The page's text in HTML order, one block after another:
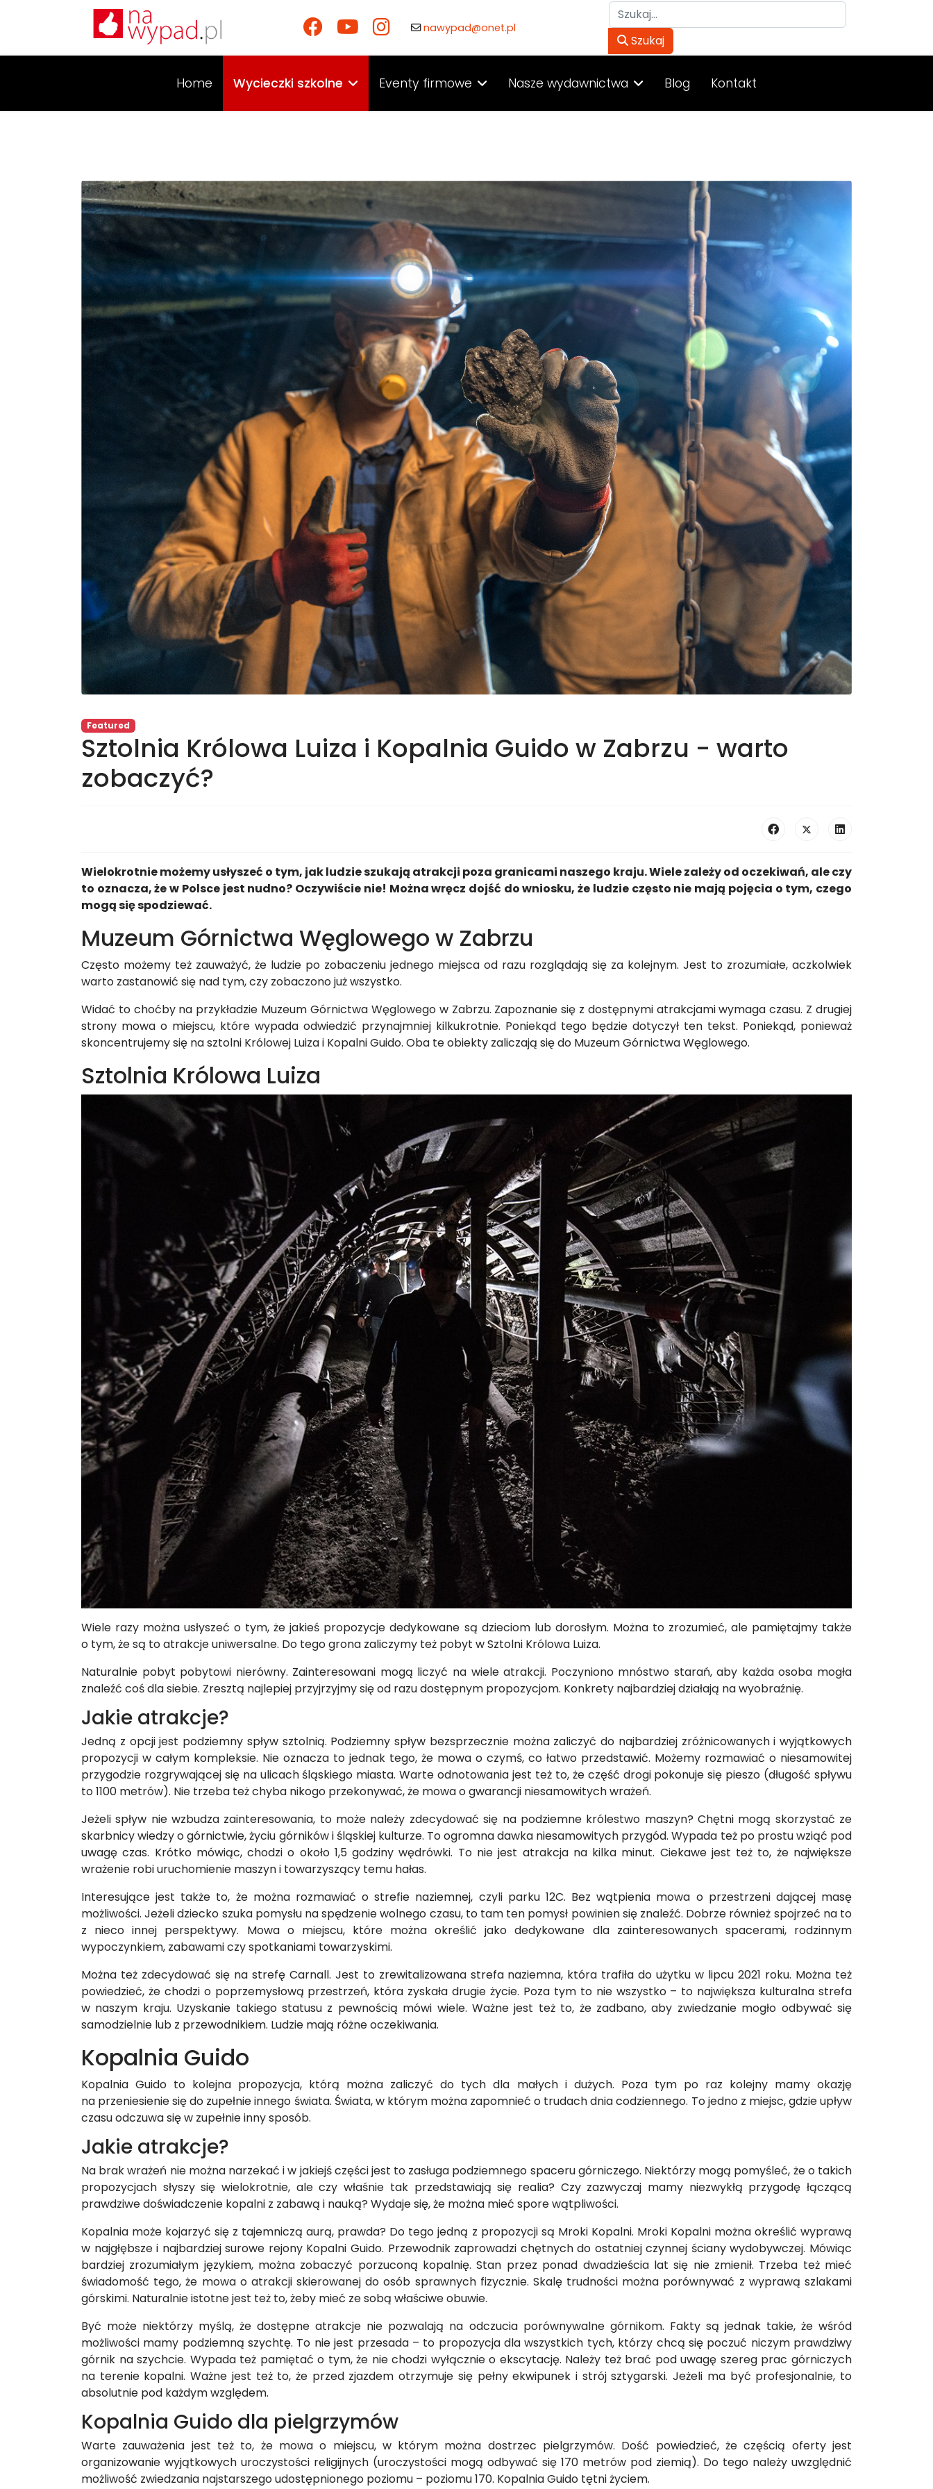
nawypad@onet.pl
Szukaj
Szukaj
Home Wycieczki szkolne Eventy firmowe Nasze wydawnictwa Blog Kontakt
Featured
Sztolnia Królowa Luiza i Kopalnia Guido w Zabrzu - warto
zobaczyć?
Wielokrotnie możemy usłyszeć o tym, jak ludzie szukają atrakcji poza granicami naszego kraju. Wiele zależy od oczekiwań, ale czy
to oznacza, że w Polsce jest nudno? Oczywiście nie! Można wręcz dojść do wniosku, że ludzie często nie mają pojęcia o tym, czego
mogą się spodziewać.
Muzeum Górnictwa Węglowego w Zabrzu
Często możemy też zauważyć, że ludzie po zobaczeniu jednego miejsca od razu rozglądają się za kolejnym. Jest to zrozumiałe, aczkolwiek
warto zastanowić się nad tym, czy zobaczono już wszystko.
Widać to choćby na przykładzie Muzeum Górnictwa Węglowego w Zabrzu. Zapoznanie się z dostępnymi atrakcjami wymaga czasu. Z drugiej
strony mowa o miejscu, które wypada odwiedzić przynajmniej kilkukrotnie. Poniekąd tego będzie dotyczył ten tekst. Poniekąd, ponieważ
skoncentrujemy się na sztolni Królowej Luiza i Kopalni Guido. Oba te obiekty zaliczają się do Muzeum Górnictwa Węglowego.
Sztolnia Królowa Luiza
Wiele razy można usłyszeć o tym, że jakieś propozycje dedykowane są dzieciom lub dorosłym. Można to zrozumieć, ale pamiętajmy także
o tym, że są to atrakcje uniwersalne. Do tego grona zaliczymy też pobyt w Sztolni Królowa Luiza.
Naturalnie pobyt pobytowi nierówny. Zainteresowani mogą liczyć na wiele atrakcji. Poczyniono mnóstwo starań, aby każda osoba mogła
znaleźć coś dla siebie. Zresztą najlepiej przyjrzyjmy się od razu dostępnym propozycjom. Konkrety najbardziej działają na wyobraźnię.
Jakie atrakcje?
Jedną z opcji jest podziemny spływ sztolnią. Podziemny spływ bezsprzecznie można zaliczyć do najbardziej zróżnicowanych i wyjątkowych
propozycji w całym kompleksie. Nie oznacza to jednak tego, że mowa o czymś, co łatwo przedstawić. Możemy rozmawiać o niesamowitej
przygodzie rozgrywającej się na ulicach śląskiego miasta. Warte odnotowania jest też to, że część drogi pokonuje się pieszo (długość spływu
to 1100 metrów). Nie trzeba też chyba nikogo przekonywać, że mowa o gwarancji niesamowitych wrażeń.
Jeżeli spływ nie wzbudza zainteresowania, to może należy zdecydować się na podziemne królestwo maszyn? Chętni mogą skorzystać ze
skarbnicy wiedzy o górnictwie, życiu górników i śląskiej kulturze. To ogromna dawka niesamowitych przygód. Wypada też po prostu wziąć pod
uwagę czas. Krótko mówiąc, chodzi o około 1,5 godziny wędrówki. To nie jest atrakcja na kilka minut. Ciekawe jest też to, że największe
wrażenie robi uruchomienie maszyn i towarzyszący temu hałas.
Interesujące jest także to, że można rozmawiać o strefie naziemnej, czyli parku 12C. Bez wątpienia mowa o przestrzeni dającej masę
możliwości. Jeżeli dziecko szuka pomysłu na spędzenie wolnego czasu, to tam ten pomysł powinien się znaleźć. Dobrze również spojrzeć na to
z nieco innej perspektywy. Mowa o miejscu, które można określić jako dedykowane dla zainteresowanych spacerami, rodzinnym
wypoczynkiem, zabawami czy spotkaniami towarzyskimi.
Można też zdecydować się na strefę Carnall. Jest to zrewitalizowana strefa naziemna, która trafiła do użytku w lipcu 2021 roku. Można też
powiedzieć, że chodzi o poprzemysłową przestrzeń, która zyskała drugie życie. Poza tym to nie wszystko – to największa kulturalna strefa
w naszym kraju. Uzyskanie takiego statusu z pewnością mówi wiele. Ważne jest też to, że zadbano, aby zwiedzanie mogło odbywać się
samodzielnie lub z przewodnikiem. Ludzie mają różne oczekiwania.
Kopalnia Guido
Kopalnia Guido to kolejna propozycja, którą można zaliczyć do tych dla małych i dużych. Poza tym po raz kolejny mamy okazję
na przeniesienie się do zupełnie innego świata. Świata, w którym można zapomnieć o trudach dnia codziennego. To jedno z miejsc, gdzie upływ
czasu odczuwa się w zupełnie inny sposób.
Jakie atrakcje?
Na brak wrażeń nie można narzekać i w jakiejś części jest to zasługa podziemnego spaceru górniczego. Niektórzy mogą pomyśleć, że o takich
propozycjach słyszy się wielokrotnie, ale czy właśnie tak przedstawiają się realia? Czy zazwyczaj mamy niezwykłą przygodę łączącą
prawdziwe doświadczenie kopalni z zabawą i nauką? Wydaje się, że można mieć spore wątpliwości.
Kopalnia może kojarzyć się z tajemniczą aurą, prawda? Do tego jedną z propozycji są Mroki Kopalni. Mroki Kopalni można określić wyprawą
w najgłębsze i najbardziej surowe rejony Kopalni Guido. Przewodnik zaprowadzi chętnych do ostatniej czynnej ściany wydobywczej. Mówiąc
bardziej zrozumiałym językiem, można zobaczyć porzuconą kopalnię. Stan przez ponad dwadzieścia lat się nie zmienił. Trzeba też mieć
świadomość tego, że mowa o atrakcji skierowanej do osób sprawnych fizycznie. Skalę trudności można porównywać z wyprawą szlakami
górskimi. Naturalnie istotne jest też to, żeby mieć ze sobą właściwe obuwie.
Być może niektórzy myślą, że dostępne atrakcje nie pozwalają na odczucia porównywalne górnikom. Fakty są jednak takie, że wśród
możliwości mamy podziemną szychtę. To nie jest przesada – to propozycja dla wszystkich tych, którzy chcą się poczuć niczym prawdziwy
górnik na szychcie. Wypada też pamiętać o tym, że nie chodzi wyłącznie o ekscytację. Należy też brać pod uwagę szereg prac górniczych
na terenie kopalni. Ważne jest też to, że przed zjazdem otrzymuje się pełny ekwipunek i strój sztygarski. Jeżeli ma być profesjonalnie, to
absolutnie pod każdym względem.
Kopalnia Guido dla pielgrzymów
Warte zauważenia jest też to, że mowa o miejscu, w którym można dostrzec pielgrzymów. Dość powiedzieć, że częścią oferty jest
organizowanie wyjątkowych uroczystości religijnych (uroczystości mogą odbywać się 170 metrów pod ziemią). Do tego należy uwzględnić
możliwość zwiedzania najstarszego udostępnionego poziomu – poziomu 170. Kopalnia Guido tętni życiem.